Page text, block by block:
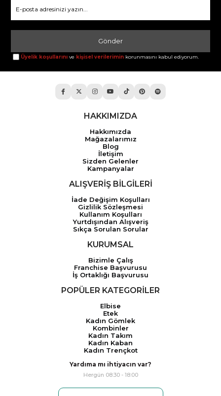
Gönder
Üyelik koşullarını ve kişisel verilerimin korunmasını kabul ediyorum.
HAKKIMIZDA
Hakkımızda
Mağazalarımız
Blog
İletişim
Sizden Gelenler
Kampanyalar
ALIŞVERİŞ BİLGİLERİ
İade Değişim Koşulları
Gizlilik Sözleşmesi
Kullanım Koşulları
Yurtdışından Alışveriş
Sıkça Sorulan Sorular
KURUMSAL
Bizimle Çalış
Franchise Başvurusu
İş Ortaklığı Başvurusu
POPÜLER KATEGORİLER
Elbise
Etek
Kadın Gömlek
Kombinler
Kadın Takım
Kadın Kaban
Kadın Trençkot
Yardıma mı ihtiyacın var?
Hergün 08:30 - 18:00